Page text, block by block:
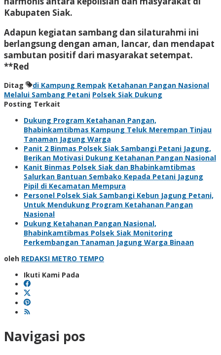
Kabupaten Siak.
Adapun kegiatan sambang dan silaturahmi ini
berlangsung dengan aman, lancar, dan mendapat
sambutan positif dari masyarakat setempat.
**Red
Ditag di Kampung Rempak Ketahanan Pangan Nasional
Melalui Sambang Petani Polsek Siak Dukung
Posting Terkait
Dukung Program Ketahanan Pangan,
Bhabinkamtibmas Kampung Teluk Merempan Tinjau
Tanaman Jagung Warga
Panit 2 Binmas Polsek Siak Sambangi Petani Jagung,
Berikan Motivasi Dukung Ketahanan Pangan Nasional
Kanit Binmas Polsek Siak dan Bhabinkamtibmas
Salurkan Bantuan Sembako Kepada Petani Jagung
Pipil di Kecamatan Mempura
Personel Polsek Siak Sambangi Kebun Jagung Petani,
Untuk Mendukung Program Ketahanan Pangan
Nasional
Dukung Ketahanan Pangan Nasional,
Bhabinkamtibmas Polsek Siak Monitoring
Perkembangan Tanaman Jagung Warga Binaan
oleh REDAKSI METRO TEMPO
Ikuti Kami Pada
Navigasi pos